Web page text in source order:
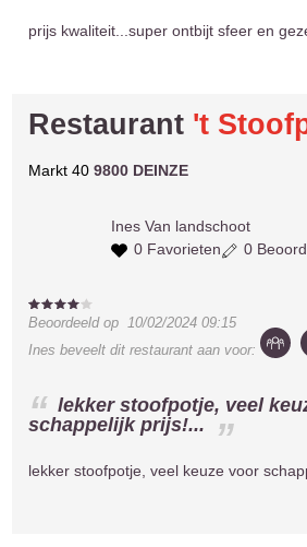
prijs kwaliteit...super ontbijt sfeer en
Restaurant 't
Markt 409800 DEINZE
Ines Van landschoot
0 Favorieten
0
Beoordeeld op
10/02/2024 09:15
Ines beveelt dit restaurant aan voor:
lekker stoofpotje, veel
schappelijk prijs!...
lekker stoofpotje, veel keuze voor